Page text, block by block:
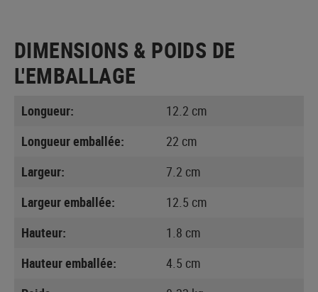
DIMENSIONS & POIDS DE
L'EMBALLAGE
Longueur:
12.2 cm
Longueur emballée:
22 cm
Largeur:
7.2 cm
Largeur emballée:
12.5 cm
Hauteur:
1.8 cm
Hauteur emballée:
4.5 cm